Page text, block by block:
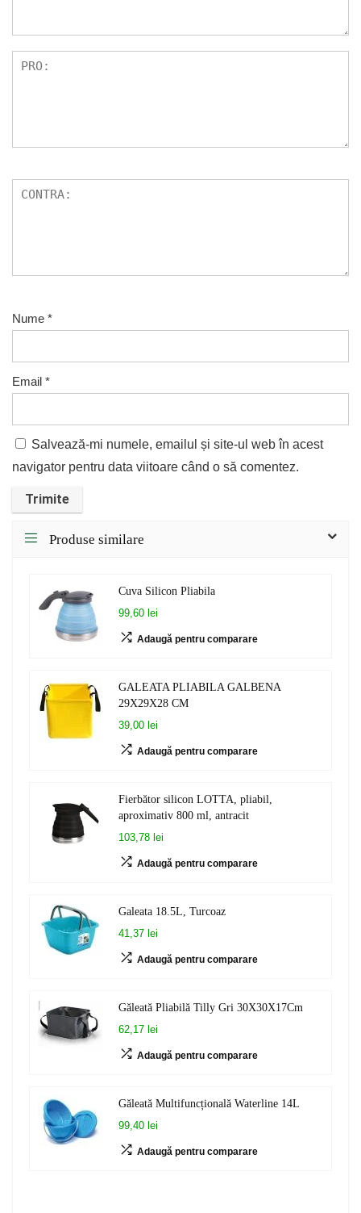
Nume *
Email *
Salvează-mi numele, emailul și site-ul web în acest
navigator pentru data viitoare când o să comentez.
Produse similare
Cuva Silicon Pliabila
99,60 lei
Adaugă pentru comparare
GALEATA PLIABILA GALBENA
29X29X28 CM
39,00 lei
Adaugă pentru comparare
Fierbător silicon LOTTA, pliabil,
aproximativ 800 ml, antracit
103,78 lei
Adaugă pentru comparare
Galeata 18.5L, Turcoaz
41,37 lei
Adaugă pentru comparare
Găleată Pliabilă Tilly Gri 30X30X17Cm
62,17 lei
Adaugă pentru comparare
Găleată Multifuncțională Waterline 14L
99,40 lei
Adaugă pentru comparare